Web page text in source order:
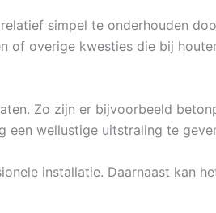
simpel te onderhouden
of overige kwesties die bij
Zo zijn er bijvoorbeeld
een wellustige uitstraling te
installatie. Daarnaast kan